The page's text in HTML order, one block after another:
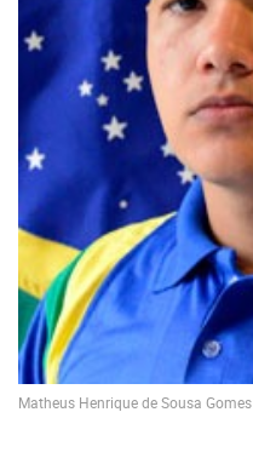
Matheus Henrique de Sousa Gomes